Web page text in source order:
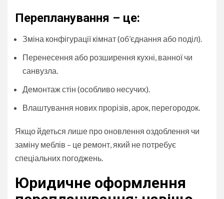
Перепланування – це:
Зміна конфігурації кімнат (об’єднання або поділ).
Перенесення або розширення кухні, ванної чи
санвузла.
Демонтаж стін (особливо несучих).
Влаштування нових прорізів, арок, перегородок.
Якщо йдеться лише про оновлення оздоблення чи
заміну меблів – це ремонт, який не потребує
спеціальних погоджень.
Юридичне оформлення